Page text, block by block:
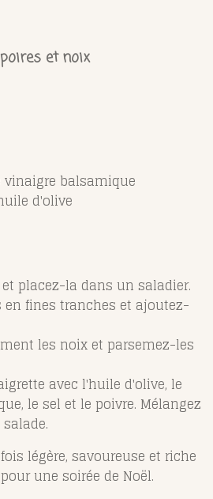
et noix
vinaigre balsamique
d'olive
placez-la dans un saladier.
en fines tranches et ajoutez-
les noix et parsemez-les
avec l'huile d'olive, le
le sel et le poivre. Mélangez
légère, savoureuse et riche
une soirée de Noël.